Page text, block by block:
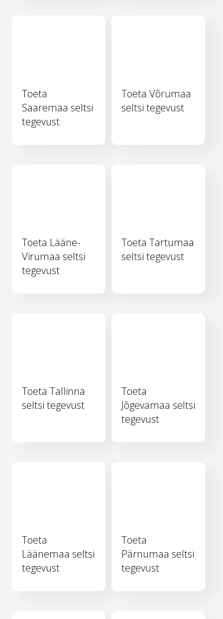
Toeta
Saaremaa seltsi
tegevust
Toeta Võrumaa
seltsi tegevust
Toeta Lääne-
Virumaa seltsi
tegevust
Toeta Tartumaa
seltsi tegevust
Toeta Tallinna
seltsi tegevust
Toeta
Jõgevamaa seltsi
tegevust
Toeta
Läänemaa seltsi
tegevust
Toeta
Pärnumaa seltsi
tegevust